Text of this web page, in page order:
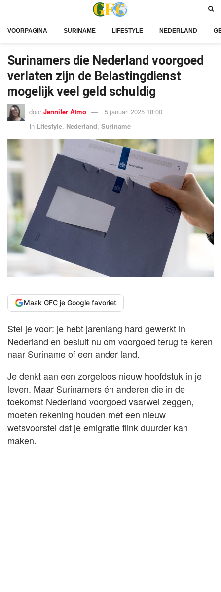
VOORPAGINA SURINAME LIFESTYLE NEDERLAND
Surinamers die Nederland voorgoed
verlaten zijn de Belastingdienst
mogelijk veel geld schuldig
door Jennifer Atmo
5 januari 2025 18:00
in Lifestyle, Nederland, Suriname
Maak GFC je Google favoriet
Stel je voor: je hebt jarenlang hard gewerkt in
Nederland en besluit nu om voorgoed terug te keren
naar Suriname of een ander land.
Je denkt aan een zorgeloos nieuw hoofdstuk in je
leven. Maar Surinamers én anderen die in de
toekomst Nederland voorgoed vaarwel zeggen,
moeten rekening houden met een nieuw
wetsvoorstel dat je emigratie flink duurder kan
maken.